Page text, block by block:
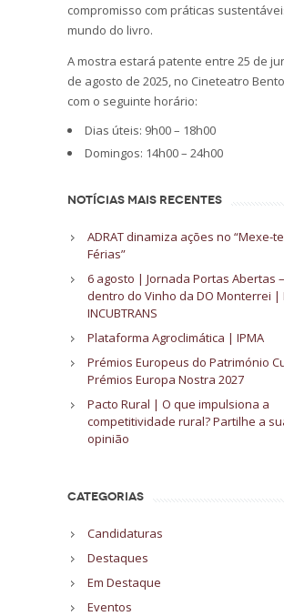
compromisso com práticas
mundo do livro.
A mostra estará patente entre 25 de
de agosto de 2025, no Cineteatro
com o seguinte horário:
Dias úteis: 9h00 – 18h00
Domingos: 14h00 – 24h00
NOTÍCIAS MAIS RECENTES
ADRAT dinamiza ações no “Mexe-
Férias”
6 agosto | Jornada Portas Abertas
dentro do Vinho da DO Monterrei |
INCUBTRANS
Plataforma Agroclimática | IPMA
Prémios Europeus do Património
Prémios Europa Nostra 2027
Pacto Rural | O que impulsiona a
competitividade rural? Partilhe a
opinião
CATEGORIAS
Candidaturas
Destaques
Em Destaque
Eventos